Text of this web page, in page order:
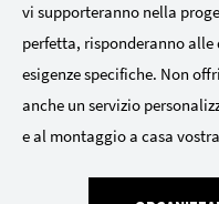
vi supporteranno nella
perfetta, risponderanno
esigenze specifiche. Non
anche un servizio
e al montaggio a casa